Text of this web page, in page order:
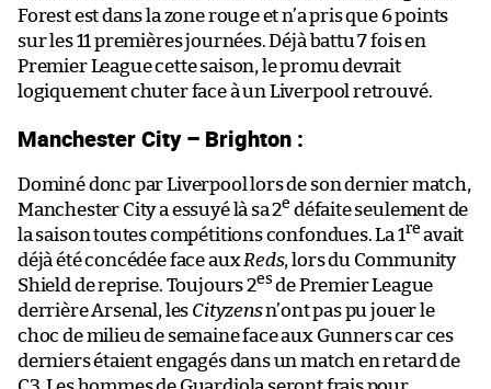
Forest est dans la zone rouge et n’a pris que 6 points
sur les 11 premières journées. Déjà battu 7 fois en
Premier League cette saison, le promu devrait
logiquement chuter face à un Liverpool retrouvé.
Manchester City – Brighton :
Dominé donc par Liverpool lors de son dernier match,
Manchester City a essuyé là sa 2e défaite seulement de
la saison toutes compétitions confondues. La 1re avait
déjà été concédée face aux Reds, lors du Community
Shield de reprise. Toujours 2es de Premier League
derrière Arsenal, les Cityzensn’ont pas pu jouer le
choc de milieu de semaine face aux Gunners car ces
derniers étaient engagés dans un match en retard de